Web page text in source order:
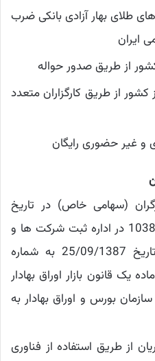
طلای بهار آزادی بانکی ضرب
ایران
از طریق صدور حواله
کشور از طریق کارگزاران متعدد
غیر حضوری رایگان
(سهامی خاص) در تاریخ
06/01/1373 تحت شماره 103843 در اداره ثبت شرکت ها و
مالکیت صنعتی تهران و در تاریخ 25/09/1387 به شماره
10641 بعنوان کارگزار بند 13 ماده یک قانون بازار اوراق بهادار
ماه سال 1384 نزد سازمان بورس و اوراق بهادار به
از طریق استفاده از فناوری